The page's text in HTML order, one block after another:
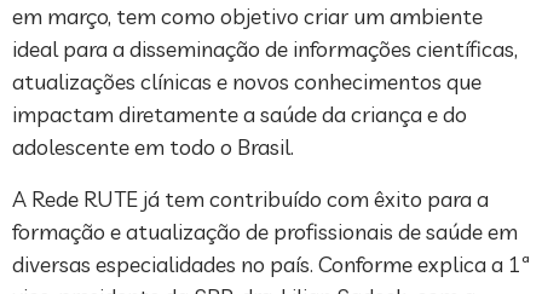
em março, tem como objetivo criar um ambiente
ideal para a disseminação de informações científicas,
atualizações clínicas e novos conhecimentos que
impactam diretamente a saúde da criança e do
adolescente em todo o Brasil.
A Rede RUTE já tem contribuído com êxito para a
formação e atualização de profissionais de saúde em
diversas especialidades no país. Conforme explica a 1ª